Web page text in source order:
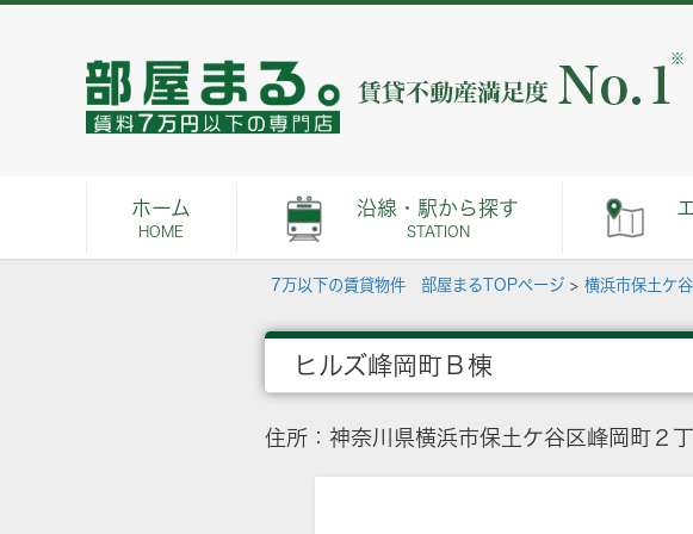
※
ホーム
HOME
沿線・駅から探す
STATION
7万以下の賃貸物件 部屋まるTOPページ > 横浜市保土ケ
ヒルズ峰岡町Ｂ棟
住所：神奈川県横浜市保土ケ谷区峰岡町２